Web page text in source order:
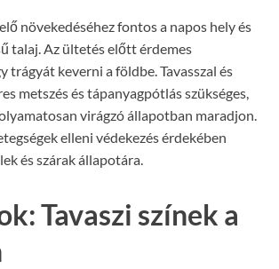
növekedéséhez fontos a napos hely és
talaj. Az ültetés előtt érdemes
trágyát keverni a földbe. Tavasszal és
metszés és tápanyagpótlás szükséges,
virágzó állapotban maradjon.
elleni védekezés érdekében
és szárak állapotára.
Tavaszi színek a